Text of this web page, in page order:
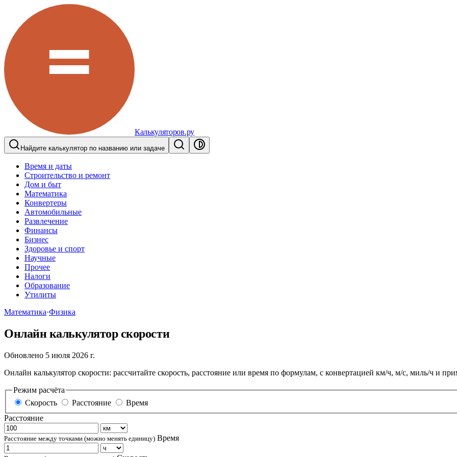
Калькуляторов.ру
Найдите калькулятор по названию или задаче
Время и даты
Строительство и ремонт
Дом и быт
Математика
Конвертеры
Автомобильные
Развлечение
Финансы
Бизнес
Здоровье и спорт
Научные
Прочее
Налоги
Образование
Утилиты
Математика·Физика
Онлайн калькулятор скорости
Обновлено 5 июля 2026 г.
Онлайн калькулятор скорости: рассчитайте скорость, расстояние или время по формулам, с конвертацией км/ч, м/с, миль/ч и
Режим расчёта
Скорость
Расстояние
Время
Расстояние
Расстояние между точками (можно менять единицу) Время